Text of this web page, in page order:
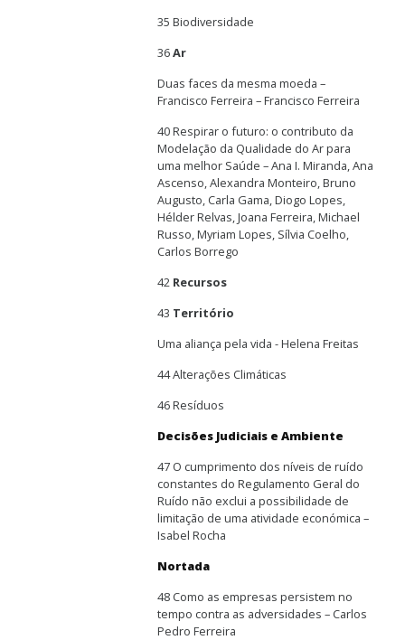
35 Biodiversidade
36Ar
Duas faces da mesma moeda –
Francisco Ferreira – Francisco Ferreira
40Respirar o futuro: o contributo da
Modelação da Qualidade do Ar para
uma melhor Saúde – Ana I. Miranda, Ana
Ascenso, Alexandra Monteiro, Bruno
Augusto, Carla Gama, Diogo Lopes,
Hélder Relvas, Joana Ferreira, Michael
Russo, Myriam Lopes, Sílvia Coelho,
Carlos Borrego
42 Recursos
43 Território
Uma aliança pela vida - Helena Freitas
44 Alterações Climáticas
46 Resíduos
Decisões Judiciais e Ambiente
47 O cumprimento dos níveis de ruído
constantes do Regulamento Geral do
Ruído não exclui a possibilidade de
limitação de uma atividade económica –
Isabel Rocha
Nortada
48 Como as empresas persistem no
tempo contra as adversidades – Carlos
Pedro Ferreira